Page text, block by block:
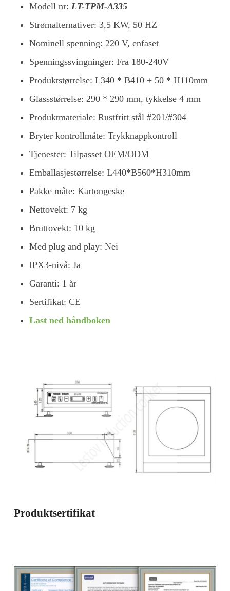
Modell nr: LT-TPM-A335
Strømalternativer: 3,5 KW, 50 HZ
Nominell spenning: 220 V, enfaset
Spenningssvingninger: Fra 180-240V
Produktstørrelse: L340 * B410 + 50 * H110mm
Glassstørrelse: 290 * 290 mm, tykkelse 4 mm
Produktmateriale: Rustfritt stål #201/#304
Bryter kontrollmåte: Trykknappkontroll
Tjenester: Tilpasset OEM/ODM
Emballasjestørrelse: L440*B560*H310mm
Pakke måte: Kartongeske
Nettovekt: 7 kg
Bruttovekt: 10 kg
Med plug and play: Nei
IPX3-nivå: Ja
Garanti: 1 år
Sertifikat: CE
Last ned håndboken
Produktsertifikat